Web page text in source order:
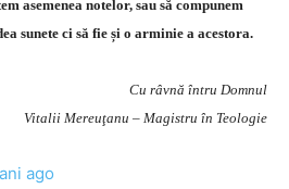
asemenea notelor, sau să compunem
sunete ci să fie și o arminie a acestora.
Cu râvnă întru Domnul
Vitalii Mereuţanu – Magistru în Teologie
ago